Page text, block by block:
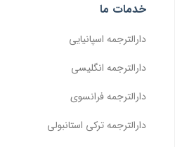
خدمات ما
دارالترجمه اسپانیایی
دارالترجمه انگلیسی
دارالترجمه فرانسوی
دارالترجمه ترکی استانبولی